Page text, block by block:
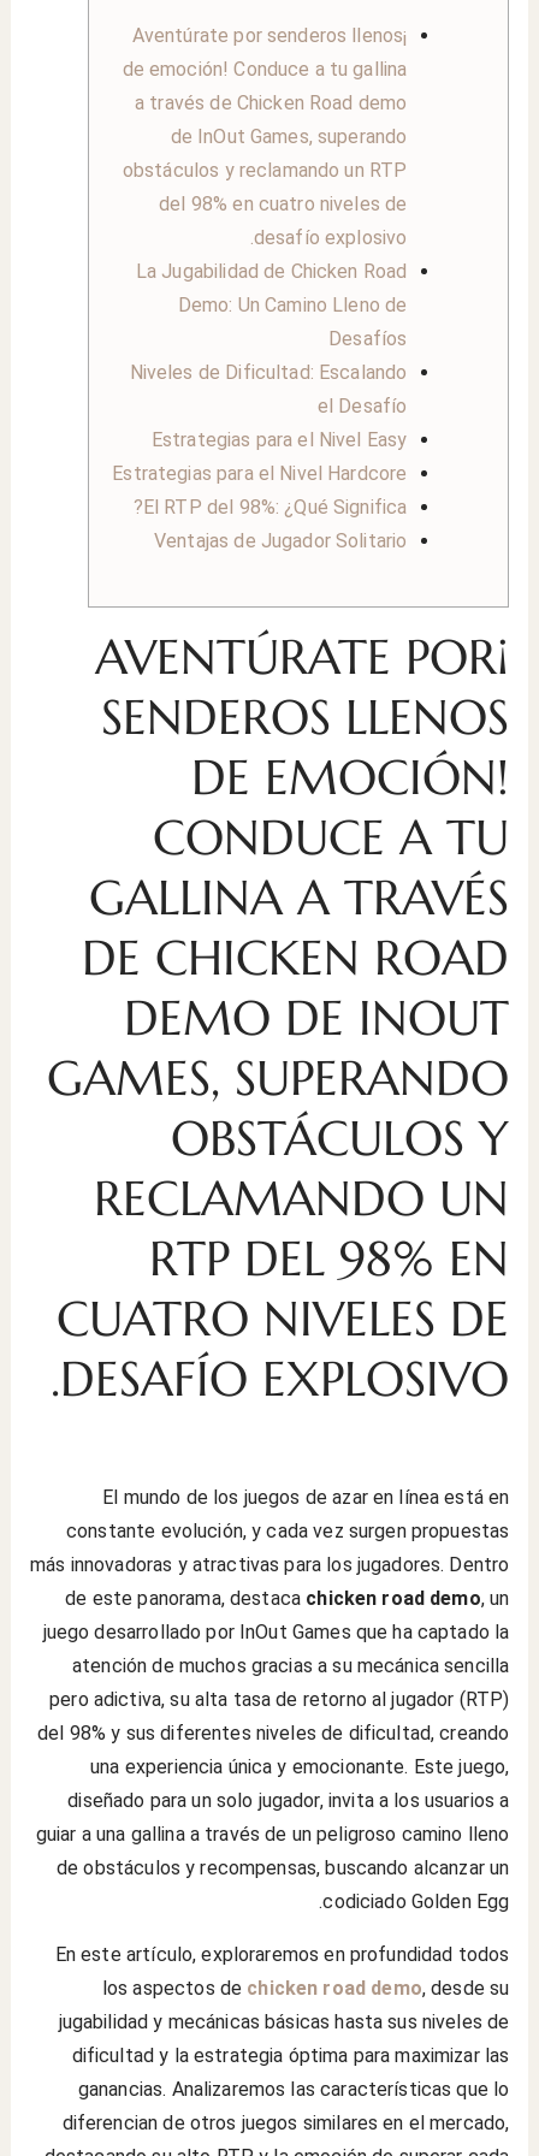
¡Aventúrate por senderos llenos
de emoción! Conduce a tu gallina
a través de Chicken Road demo
de InOut Games, superando
obstáculos y reclamando un RTP
del 98% en cuatro niveles de
desafío explosivo.
La Jugabilidad de Chicken Road
Demo: Un Camino Lleno de
Desafíos
Niveles de Dificultad: Escalando
el Desafío
Estrategias para el Nivel Easy
Estrategias para el Nivel Hardcore
El RTP del 98%: ¿Qué Significa?
Ventajas de Jugador Solitario
¡AVENTÚRATE POR
SENDEROS LLENOS
DE EMOCIÓN!
CONDUCE A TU
GALLINA A TRAVÉS
DE CHICKEN ROAD
DEMO DE INOUT
GAMES, SUPERANDO
OBSTÁCULOS Y
RECLAMANDO UN
RTP DEL 98% EN
CUATRO NIVELES DE
DESAFÍO EXPLOSIVO.
El mundo de los juegos de azar en línea está en
constante evolución, y cada vez surgen propuestas
más innovadoras y atractivas para los jugadores. Dentro
de este panorama, destaca chicken road demo, un
juego desarrollado por InOut Games que ha captado la
atención de muchos gracias a su mecánica sencilla
pero adictiva, su alta tasa de retorno al jugador (RTP)
del 98% y sus diferentes niveles de dificultad, creando
una experiencia única y emocionante. Este juego,
diseñado para un solo jugador, invita a los usuarios a
guiar a una gallina a través de un peligroso camino lleno
de obstáculos y recompensas, buscando alcanzar un
codiciado Golden Egg.
En este artículo, exploraremos en profundidad todos
los aspectos de chicken road demo, desde su
jugabilidad y mecánicas básicas hasta sus niveles de
dificultad y la estrategia óptima para maximizar las
ganancias. Analizaremos las características que lo
diferencian de otros juegos similares en el mercado,